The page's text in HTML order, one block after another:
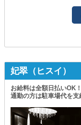
ぜひお店へお越しくだ
皆さまからのご応募を
当店で働くなら“今”が
＜お得な特典が目白押
(1)【入社お祝い金10
お買い物好きの方は欲
使い道は完全にお任せ。
これから一緒に勤務
妃翠（ヒスイ）
お給料は全額日払いOK
通勤の方は駐車場代を支